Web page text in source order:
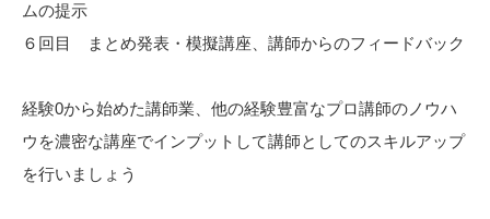
ムの提示
６回目 まとめ発表・模擬講座、講師からのフィードバック
経験0から始めた講師業、他の経験豊富なプロ講師のノウハ
ウを濃密な講座でインプットして講師としてのスキルアップ
を行いましょう